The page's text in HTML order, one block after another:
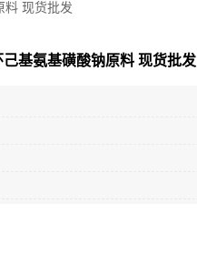
料 现货批发
基氨基磺酸钠原料 现货批发